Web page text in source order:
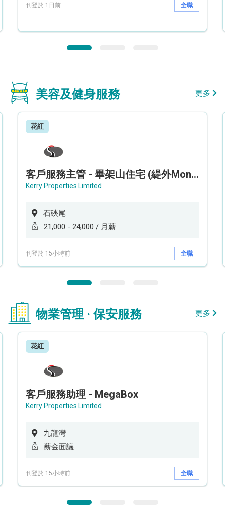
刊登於 1日前 全職
美容及健身服務 更多
花紅
客戶服務主管 - 畢架山住宅 (緹外Mont Verra)
Kerry Properties Limited
石硤尾
21,000 - 24,000 / 月薪
刊登於 15小時前 全職
物業管理 · 保安服務 更多
花紅
客戶服務助理 - MegaBox
Kerry Properties Limited
九龍灣
薪金面議
刊登於 15小時前 全職